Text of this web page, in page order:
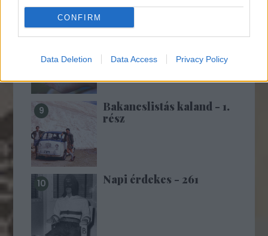
CONFIRM
Data Deletion Data Access Privacy Policy
10 éve történt a Beszláni
Bakancslistás kaland - 1.
rész
Napi érdekes - 261